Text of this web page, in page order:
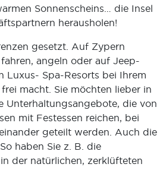
Sonnenscheins… die Insel
herausholen!
gesetzt. Auf Zypern
angeln oder auf Jeep-
Luxus- Spa-Resorts bei Ihrem
macht. Sie möchten lieber in
Unterhaltungsangebote, die von
mit Festessen reichen, bei
geteilt werden. Auch die
haben Sie z. B. die
der natürlichen, zerklüfteten